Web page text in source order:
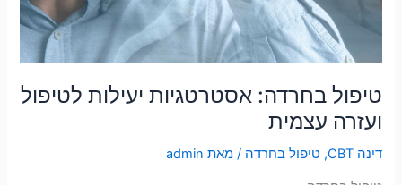
טיפול בחרדה: אסטרטגיות יעילות לטיפול
ועזרה עצמית
דינה CBT , טיפול בחרדה / מאת admin